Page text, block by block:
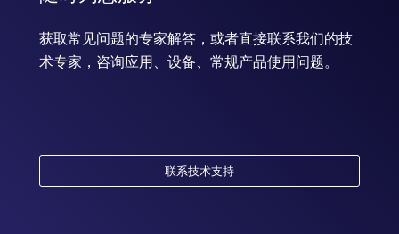
获取常见问题的专家解答，或者直接联系我们的技
术专家，咨询应用、设备、常规产品使用问题。
联系技术支持